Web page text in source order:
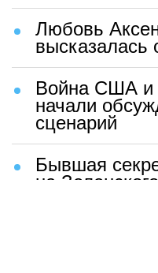
Любовь
высказалась
Война США и
начали
сценарий
Бывшая
на